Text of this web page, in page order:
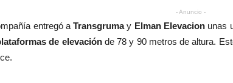
- Anuncio -
entregó aTransgrumay Elman Elevacion unas
de elevaciónde 78 y 90 metros de altura.